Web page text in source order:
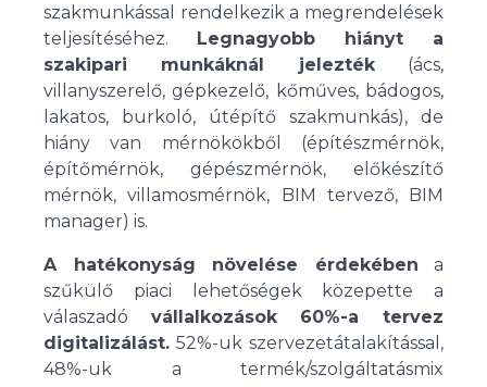
szakmunkással rendelkezik a megrendelések
teljesítéséhez. Legnagyobb hiányt a
szakipari munkáknál jelezték(ács,
villanyszerelő, gépkezelő, kőműves, bádogos,
lakatos, burkoló, útépítő szakmunkás), de
hiány van mérnökökből (építészmérnök,
építőmérnök, gépészmérnök, előkészítő
mérnök, villamosmérnök, BIM tervező, BIM
manager) is.
A hatékonyság növelése érdekében a
szűkülő piaci lehetőségek közepette a
válaszadó vállalkozások 60%-a tervez
digitalizálást. 52%-uk szervezetátalakítással,
48%-uk a termék/szolgáltatásmix